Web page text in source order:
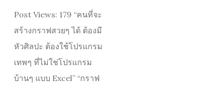
Post Views: 179 “คนที่จะ
สร้างกราฟสวยๆ ได้ ต้องมี
หัวศิลปะ ต้องใช้โปรแกรม
เทพๆ ที่ไม่ใช่โปรแกรม
บ้านๆ แบบ Excel” “กราฟ